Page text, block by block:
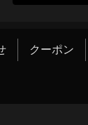
クーポン